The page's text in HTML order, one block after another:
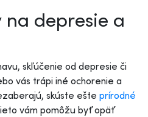
na depresie a
skľúčenie od depresie či
vás trápi iné ochorenie a
skúste ešte prírodné
vám pomôžu byť opäť